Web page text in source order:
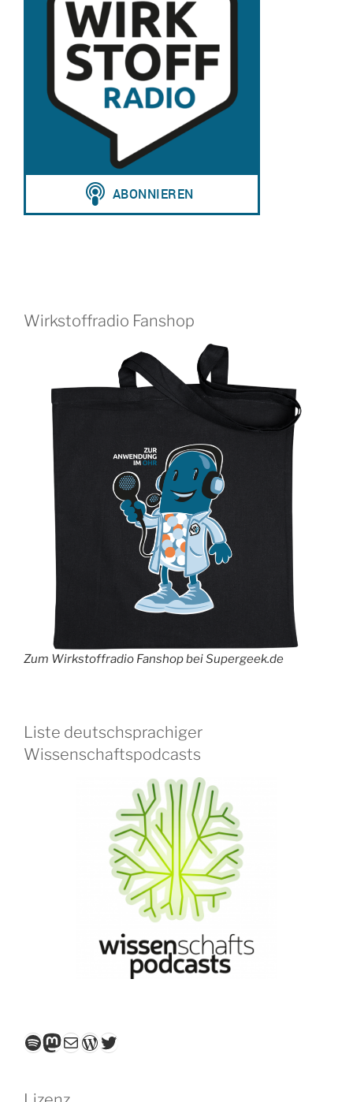
Wirkstoffradio Fanshop
Zum Wirkstoffradio Fanshop bei Supergeek.de
Liste deutschsprachiger
Wissenschaftspodcasts
Spotify
Mastodon
E-MailWordPress
Twitter